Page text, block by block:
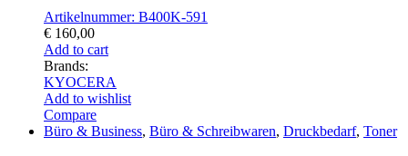
Artikelnummer: B400K-591
€ 160,00
Add to cart
Brands:
KYOCERA
Add to wishlist
Compare
Büro & Business, Büro & Schreibwaren, Druckbedarf, Toner